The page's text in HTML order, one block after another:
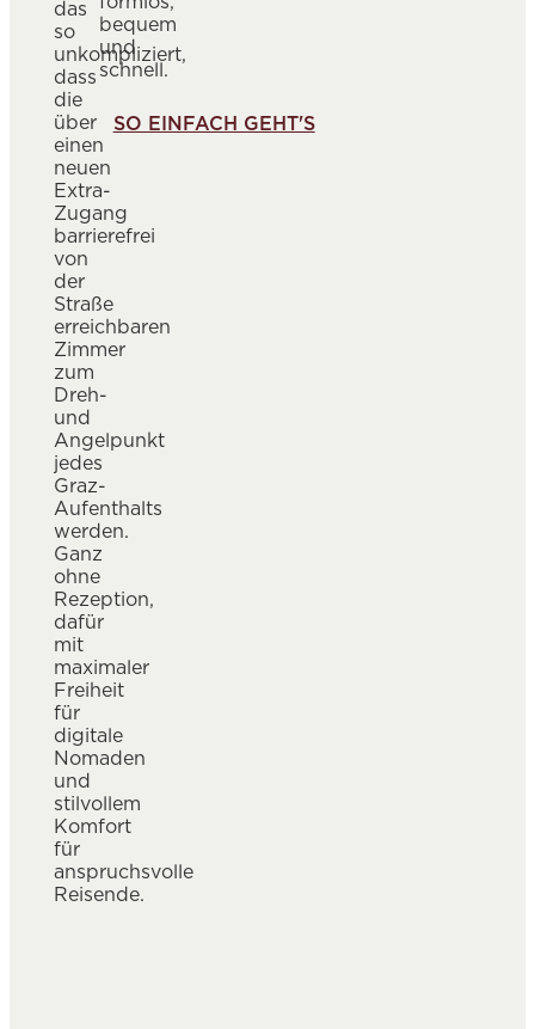
das
so
unkompliziert,
dass
die
über
einen
neuen
Extra-
Zugang
barrierefrei
von
der
Straße
erreichbaren
Zimmer
zum
Dreh-
und
Angelpunkt
jedes
Graz-
Aufenthalts
werden.
Ganz
ohne
Rezeption,
dafür
mit
maximaler
Freiheit
für
digitale
Nomaden
und
stilvollem
Komfort
für
anspruchsvolle
Reisende.
bequem
und
schnell.
SO EINFACH GEHT'S